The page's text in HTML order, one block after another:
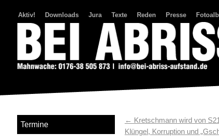
Aktiv! Downloads Jura Texte Reden Presse
← Kretschmann wird von
Klüngel, Korruption und
Termine